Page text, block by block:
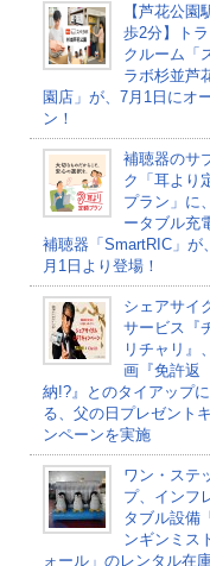
【芦花公園
歩2分】ト
クルーム「
ラボ杉並芦
園店」が、7月1日にオ
ン！
補聴器のサ
ク「耳より
プラン」に
ータブル充
補聴器「SmartRIC」が
月1日より登場！
シェアサイ
サービス『
リチャリ』
画『免許返
納!?』とのタイアップに
る、父の日プレゼント
ンペーンを実施
ワン・ステ
プ、インフ
タブル設備
ンギンミス
ォール」のレンタル在